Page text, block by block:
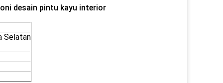
desain pintu kayu interior
Selatan